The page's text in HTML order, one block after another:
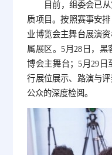
目前，组委会已
质项目。按照赛事安
业博览会主舞台展演
属展区。5月28日，
博会主舞台；5月29日
行展位展示、路演与
公众的深度检阅。